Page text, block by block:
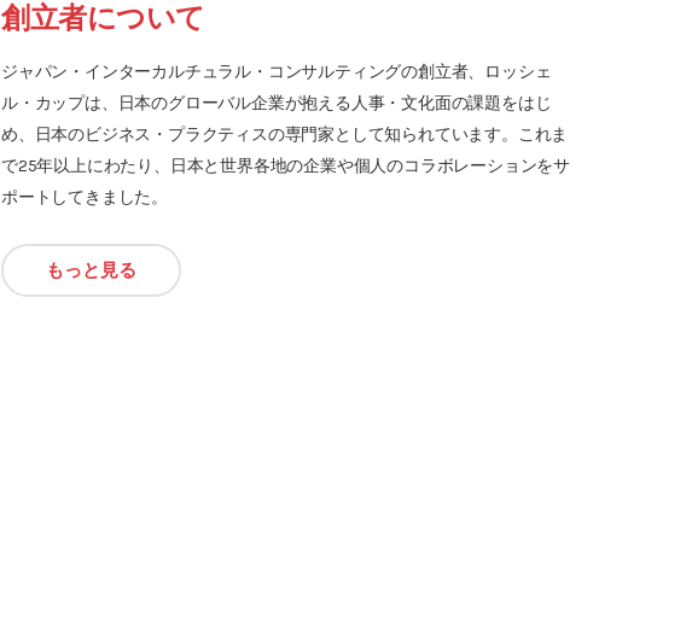
創立者について
ジャパン・インターカルチュラル・コンサルティングの創立者、ロッシェ
ル・カップは、日本のグローバル企業が抱える人事・文化面の課題をはじ
め、日本のビジネス・プラクティスの専門家として知られています。これま
で25年以上にわたり、日本と世界各地の企業や個人のコラボレーションをサ
ポートしてきました。
もっと見る